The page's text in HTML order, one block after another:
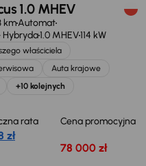
1.0 MHEV
kmAutomat
Hybryda1.0 MHEV114 kW
właściciela
Auta krajowe
+10 kolejnych
rata
zł
Cena promocyjna
78 000 zł